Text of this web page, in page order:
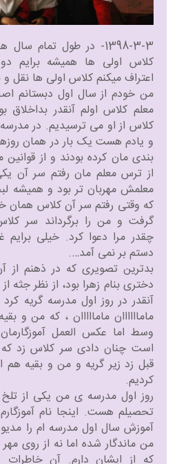
1398-3-3- در طول تمام
کلاس اولی ها همیشه برایم
اعتراف میکنم کلاس اولی ها نقل
من خودم از سال اول دبستانم
معلم کلاس اولم آنقدر
کلاس از او می ترسیدیم. در
و یادم هست یک بار در همان
بندی مان کرده بودند و از
از ترس معلم مان رفتم سر آن
معلمش مهربان تر بود و همیشه
که وقتی رفتم سر آن کلاس همان
گرفت و من را برگرداند سر
چقدر مرا دعوا کرد. خیلی برایم
دستم بر نمی آمد….
بدترین تصویری که در ذهنم از
دختری بنام زهرا بود، از نظر جثه
آنقدر در روز اول مدرسه گریه
ماماااااان مامااااان ، که من و
وسط اما عکس العمل
است چنان دادی سر کلاس زد که
قبل زد زیر گریه و من و بقیه
کردیم.
روز اول مدرسه ی من یکی از
تحصیلم هست. اینجا نام
آموزش سال اول مدرسه ام را
من ماندگار شده اما نه از روی
که از ایشان دارم. آن